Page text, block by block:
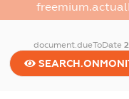
document.dueToDate